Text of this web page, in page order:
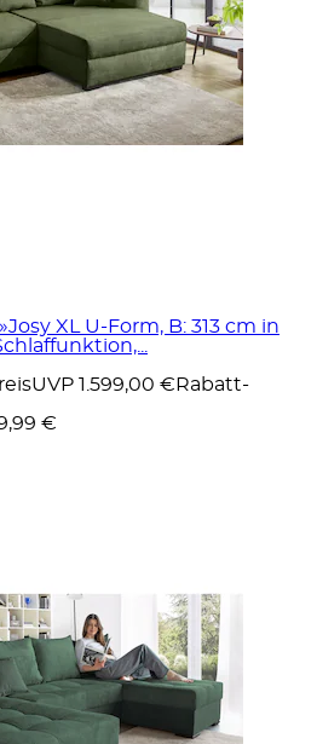
XL U-Form, B: 313 cm in
UVP 1.599,00 € Rabatt-
€